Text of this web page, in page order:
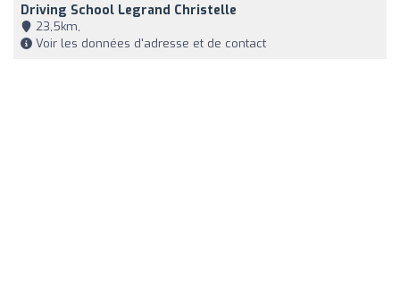
Driving School Legrand Christelle
23,5km,
Voir les données d'adresse et de contact